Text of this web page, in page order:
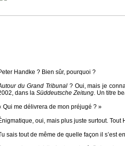
Handke ? Bien sûr, pourquoi ?
du Grand Tribunal ? Oui, mais je
dans la Süddeutsche Zeitung. Un titre
Qui me délivrera de mon préjugé ? »
oui, mais plus juste surtout.
sais tout de même de quelle façon il s’est